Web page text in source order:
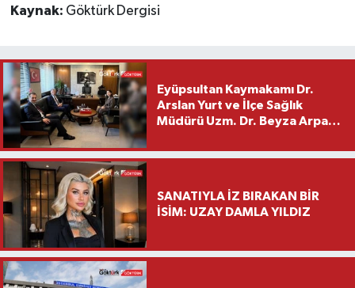
Kaynak: Göktürk Dergisi
Eyüpsultan Kaymakamı Dr.
Arslan Yurt ve İlçe Sağlık
Müdürü Uzm. Dr. Beyza Arpacı
Ziyareti
SANATIYLA İZ BIRAKAN BİR
İSİM: UZAY DAMLA YILDIZ